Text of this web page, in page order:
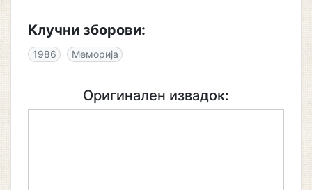
Клучни зборови:
1986 Меморија
Оригинален извадок: